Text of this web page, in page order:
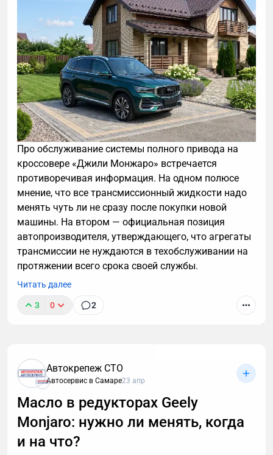
Про обслуживание системы полного привода на
кроссовере «Джили Монжаро» встречается
противоречивая информация. На одном полюсе
мнение, что все трансмиссионный жидкости надо
менять чуть ли не сразу после покупки новой
машины. На втором — официальная позиция
автопроизводителя, утверждающего, что агрегаты
трансмиссии не нуждаются в техобслуживании на
протяжении всего срока своей службы.
Читать далее
3 0 2
Автокрепеж СТО
Автосервис в Самаре23 апр
Масло в редукторах Geely
Monjaro: нужно ли менять, когда
и на что?